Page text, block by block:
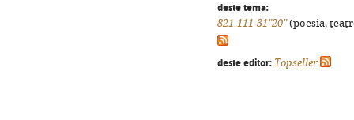
deste tema:
821.111-31"20"(poesia,
deste editor: Topseller